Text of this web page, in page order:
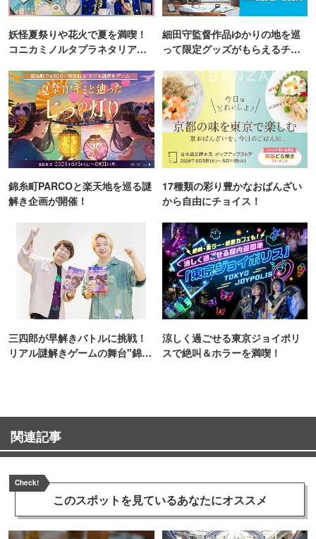
妖怪夏祭りや花火で夏を満喫！
コニカミノルタプラネタリア
細田守監督作品ゆかりの地を巡
って限定グッズがもらえるチャ
錦糸町PARCOと楽天地を巡る謎
解き企画が開催！
17種類の彩り豊かなおばんざい
から自由にチョイス！
三四郎が早解きバトルに挑戦！
リアル謎解きゲームの舞台"錦糸
涼しく過ごせる東京ジョイポリ
スで絶叫＆ホラーを満喫！
関連記事
Check!
このスポットを見ているあなたにオススメ